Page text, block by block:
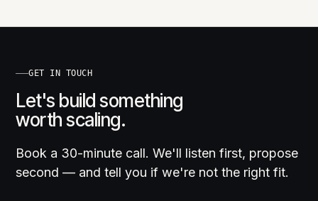
GET IN TOUCH
Let's build something
worth scaling.
Book a 30-minute call. We'll listen first, propose
second — and tell you if we're not the right fit.